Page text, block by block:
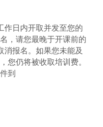
作日内开取并发至您的
，请您最晚于开课前的
消报名。如果您未能及
您仍将被收取培训费。
到